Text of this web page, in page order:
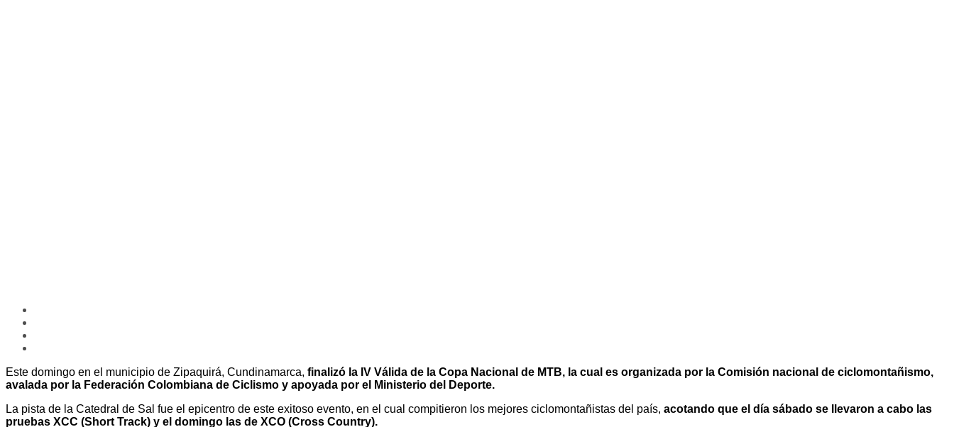
Este domingo en el municipio de Zipaquirá, Cundinamarca, finalizó la IV Válida de la Copa Nacional de MTB, la cual es organizada por la Comisión nacional de ciclomontañismo,
avalada por la Federación Colombiana de Ciclismo y apoyada por el Ministerio del Deporte.
La pista de la Catedral de Sal fue el epicentro de este exitoso evento, en el cual compitieron los mejores ciclomontañistas del país, acotando que el día sábado se llevaron a cabo las
pruebas XCC (Short Track) y el domingo las de XCO (Cross Country).